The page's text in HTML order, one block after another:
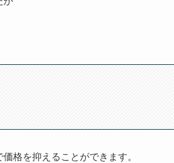
格を抑えることができます。